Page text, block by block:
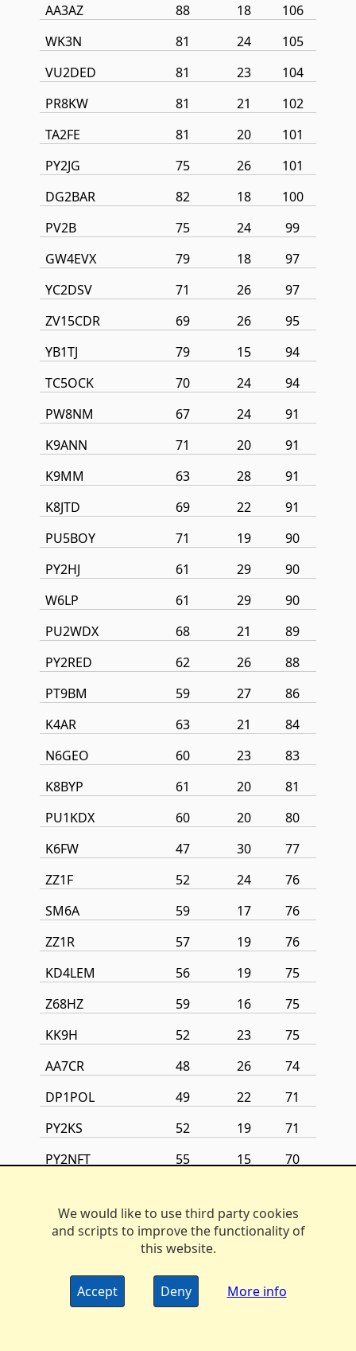
We would like to use third party cookies
and scripts to improve the functionality of
this website.
Accept Deny More info
AA3AZ
88 18
106
WK3N
81 24
105
VU2DED
81 23
104
PR8KW
81 21
102
TA2FE
81 20
101
PY2JG
75 26
101
DG2BAR
82 18
100
PV2B
75 24
99
GW4EVX
79 18
97
YC2DSV
71 26
97
ZV15CDR
69 26
95
YB1TJ
79 15
94
TC5OCK
70 24
94
PW8NM
67 24
91
K9ANN
71 20
91
K9MM
63 28
91
K8JTD
69 22
91
PU5BOY
71 19
90
PY2HJ
61 29
90
W6LP
61 29
90
PU2WDX
68 21
89
PY2RED
62 26
88
PT9BM
59 27
86
K4AR
63 21
84
N6GEO
60 23
83
K8BYP
61 20
81
PU1KDX
60 20
80
K6FW
47 30
77
ZZ1F
52 24
76
SM6A
59 17
76
ZZ1R
57 19
76
KD4LEM
56 19
75
Z68HZ
59 16
75
KK9H
52 23
75
AA7CR
48 26
74
DP1POL
49 22
71
PY2KS
52 19
71
PY2NFT
55 15
70
PR2D
52 16
68
47
PT9AL
20